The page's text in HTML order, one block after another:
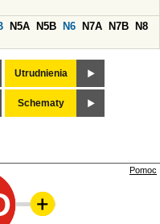
N5A N5B N6 N7A N7B
N8
Utrudnienia
Schematy
Pomoc